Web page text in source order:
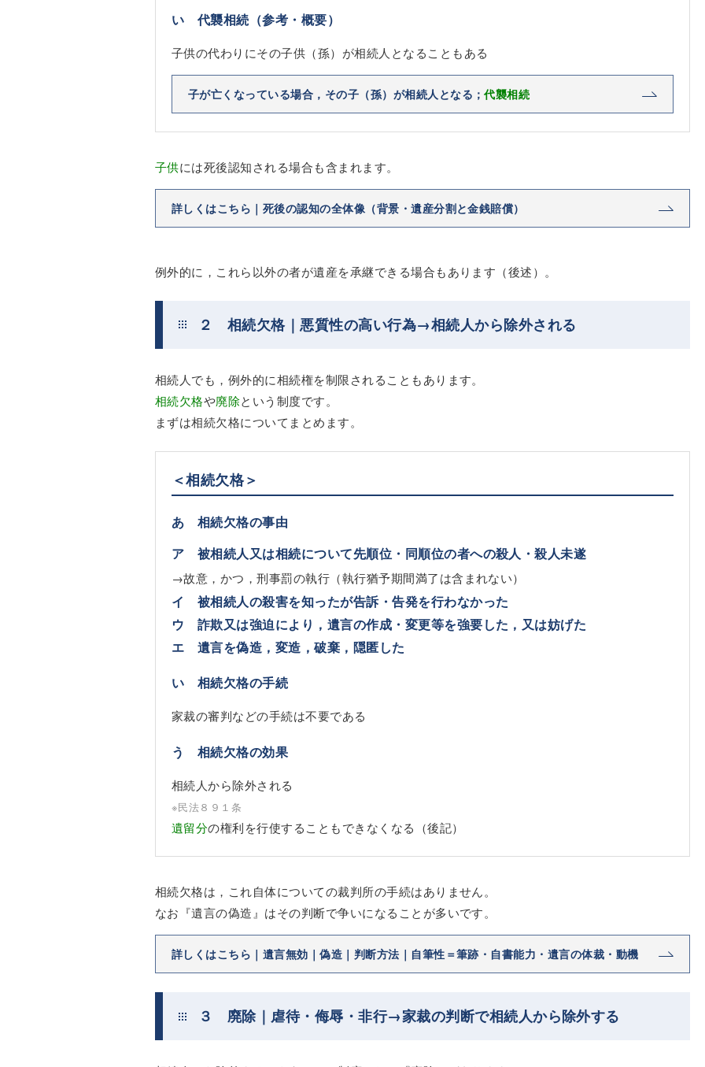
い 代襲相続（参考・概要）
子供の代わりにその子供（孫）が相続人となることもある
子が亡くなっている場合，その子（孫）が相続人となる；代襲相続
子供には死後認知される場合も含まれます。
詳しくはこちら｜死後の認知の全体像（背景・遺産分割と金銭賠償）
例外的に，これら以外の者が遺産を承継できる場合もあります（後述）。
２ 相続欠格｜悪質性の高い行為→相続人から除外される
相続人でも，例外的に相続権を制限されることもあります。
相続欠格や廃除という制度です。
まずは相続欠格についてまとめます。
＜相続欠格＞
あ 相続欠格の事由
ア 被相続人又は相続について先順位・同順位の者への殺人・殺人未遂
→故意，かつ，刑事罰の執行（執行猶予期間満了は含まれない）
イ 被相続人の殺害を知ったが告訴・告発を行わなかった
ウ 詐欺又は強迫により，遺言の作成・変更等を強要した，又は妨げた
エ 遺言を偽造，変造，破棄，隠匿した
い 相続欠格の手続
家裁の審判などの手続は不要である
う 相続欠格の効果
相続人から除外される
※民法８９１条
遺留分の権利を行使することもできなくなる（後記）
相続欠格は，これ自体についての裁判所の手続はありません。
なお『遺言の偽造』はその判断で争いになることが多いです。
詳しくはこちら｜遺言無効｜偽造｜判断方法｜自筆性＝筆跡・自書能力・遺言の体裁・動機
３ 廃除｜虐待・侮辱・非行→家裁の判断で相続人から除外する